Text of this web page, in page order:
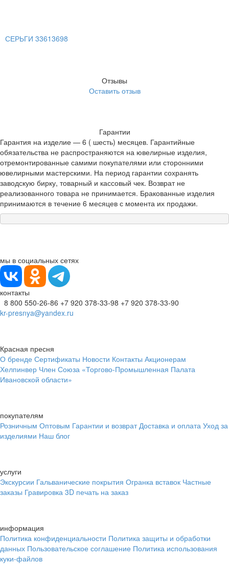
СЕРЬГИ 33613698
Отзывы
Оставить отзыв
Гарантии
Гарантия на изделие — 6 ( шесть) месяцев. Гарантийные
обязательства не распространяются на ювелирные изделия,
отремонтированные самими покупателями или сторонними
ювелирными мастерскими. На период гарантии сохранять
заводскую бирку, товарный и кассовый чек. Возврат не
реализованного товара не принимается. Бракованные изделия
принимаются в течение 6 месяцев с момента их продажи.
мы в социальных сетях
контакты
8 800 550-26-86 +7 920 378-33-98 +7 920 378-33-90
kr-presnya@yandex.ru
Красная пресня
О бренде Сертификаты Новости Контакты Акционерам
Хелпинвер Член Союза «Торгово-Промышленная Палата
Ивановской области»
покупателям
Розничным Оптовым Гарантии и возврат Доставка и оплата Уход за
изделиями Наш блог
услуги
Экскурсии Гальванические покрытия Огранка вставок Частные
заказы Гравировка 3D печать на заказ
информация
Политика конфиденциальности Политика защиты и обработки
данных Пользовательское соглашение Политика использования
куки-файлов